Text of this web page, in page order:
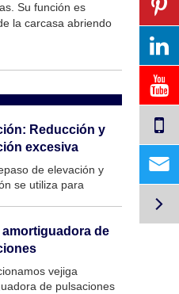
Su función es
la carcasa abriendo
Reducción y
excesiva
de elevación y
se utiliza para
En caso de que
de tuberías se
la tubería y
amortiguadora de
vejiga
de pulsaciones

